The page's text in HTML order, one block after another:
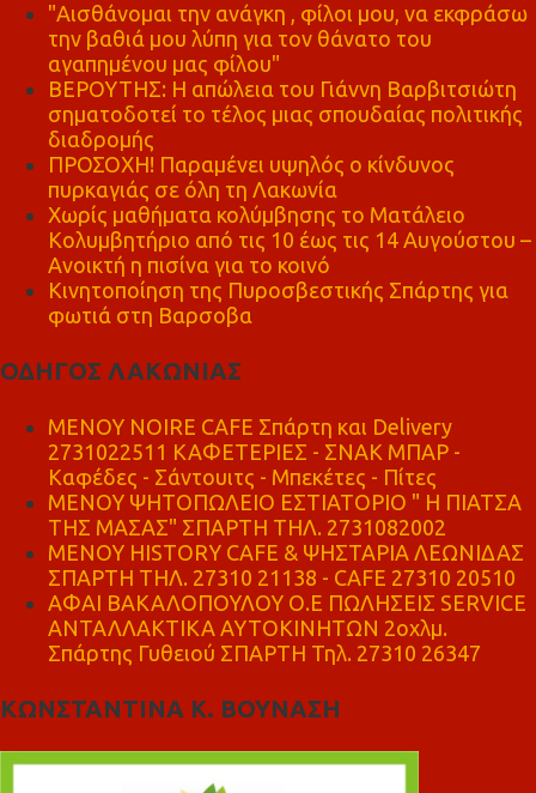
"Αισθάνομαι την ανάγκη , φίλοι μου, να εκφράσω
την βαθιά μου λύπη για τον θάνατο του
αγαπημένου μας φίλου"
ΒΕΡΟΥΤΗΣ: Η απώλεια του Γιάννη Βαρβιτσιώτη
σηματοδοτεί το τέλος μιας σπουδαίας πολιτικής
διαδρομής
ΠΡΟΣΟΧΗ! Παραμένει υψηλός ο κίνδυνος
πυρκαγιάς σε όλη τη Λακωνία
Χωρίς μαθήματα κολύμβησης το Ματάλειο
Κολυμβητήριο από τις 10 έως τις 14 Αυγούστου –
Ανοικτή η πισίνα για το κοινό
Κινητοποίηση της Πυροσβεστικής Σπάρτης για
φωτιά στη Βαρσοβα
ΟΔΗΓΟΣ ΛΑΚΩΝΙΑΣ
MENOY NOIRE CAFE Σπάρτη και Delivery
2731022511 ΚΑΦΕΤΕΡΙΕΣ - ΣΝΑΚ ΜΠΑΡ -
Καφέδες - Σάντουιτς - Μπεκέτες - Πίτες
ΜΕΝΟΥ ΨΗΤΟΠΩΛΕΙΟ ΕΣΤΙΑΤΟΡΙΟ " Η ΠΙΑΤΣΑ
ΤΗΣ ΜΑΣΑΣ" ΣΠΑΡΤΗ ΤΗΛ. 2731082002
ΜΕΝΟΥ HISTORY CAFE & ΨΗΣΤΑΡΙΑ ΛΕΩΝΙΔΑΣ
ΣΠΑΡΤΗ ΤΗΛ. 27310 21138 - CAFE 27310 20510
ΑΦΑΙ ΒΑΚΑΛΟΠΟΥΛΟΥ Ο.Ε ΠΩΛΗΣΕΙΣ SERVICE
ΑΝΤΑΛΛΑΚΤΙΚΑ ΑΥΤΟΚΙΝΗΤΩΝ 2οχλμ.
Σπάρτης Γυθειού ΣΠΑΡΤΗ Τηλ. 27310 26347
ΚΩΝΣΤΑΝΤΙΝΑ Κ. ΒΟΥΝΑΣΗ